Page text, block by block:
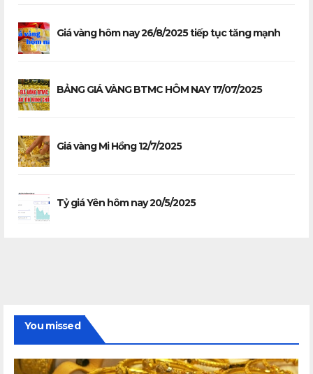
Giá vàng hôm nay 26/8/2025 tiếp tục tăng mạnh
BẢNG GIÁ VÀNG BTMC HÔM NAY 17/07/2025
Giá vàng Mi Hồng 12/7/2025
Tỷ giá Yên hôm nay 20/5/2025
You missed